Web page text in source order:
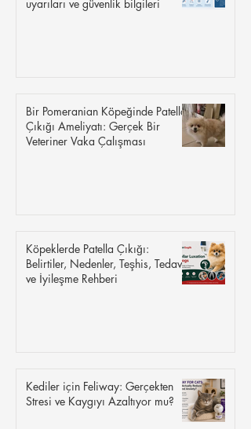
uyarıları ve güvenlik bilgileri
Bir Pomeranian Köpeğinde Patella
Çıkığı Ameliyatı: Gerçek Bir
Veteriner Vaka Çalışması
Köpeklerde Patella Çıkığı:
Belirtiler, Nedenler, Teşhis, Tedavi
ve İyileşme Rehberi
Kediler için Feliway: Gerçekten
Stresi ve Kaygıyı Azaltıyor mu?